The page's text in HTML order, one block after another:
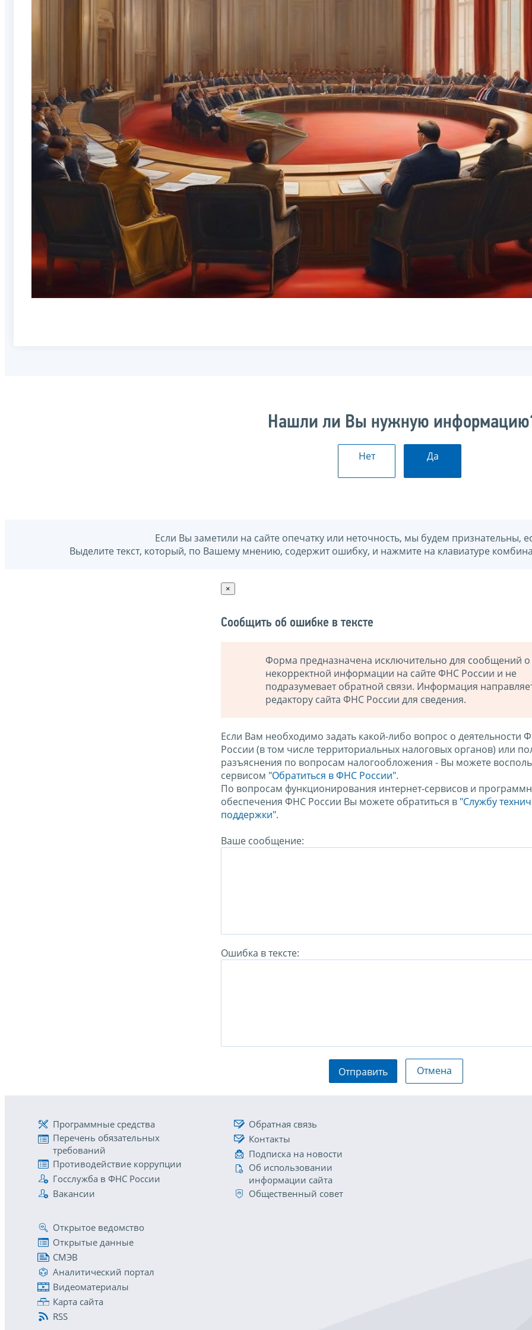
Нашли ли Вы нужную
Нет Да
Если Вы заметили на сайте опечатку или неточность, мы будем признательны,
Выделите текст, который, по Вашему мнению, содержит ошибку, и нажмите на клавиатуре
×
Сообщить об ошибке в тексте
Форма предназначена исключительно для сообщений о
некорректной информации на сайте ФНС России и не
подразумевает обратной связи. Информация
редактору сайта ФНС России для сведения.
Если Вам необходимо задать какой-либо вопрос о деятельности
России (в том числе территориальных налоговых органов) или
разъяснения по вопросам налогообложения - Вы можете
сервисом "Обратиться в ФНС России".
По вопросам функционирования интернет-сервисов и
обеспечения ФНС России Вы можете обратиться в "Службу
поддержки".
Ваше сообщение:
Ошибка в тексте:
Отправить Отмена
Программные средства
Перечень обязательных
требований
Противодействие коррупции
Госслужба в ФНС России
Вакансии
Обратная связь
Контакты
Подписка на новости
Об использовании
информации сайта
Общественный совет
Открытое ведомство
Открытые данные
СМЭВ
Аналитический портал
Видеоматериалы
Карта сайта
RSS